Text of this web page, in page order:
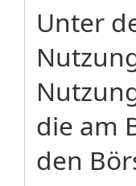
Unter
die am
den